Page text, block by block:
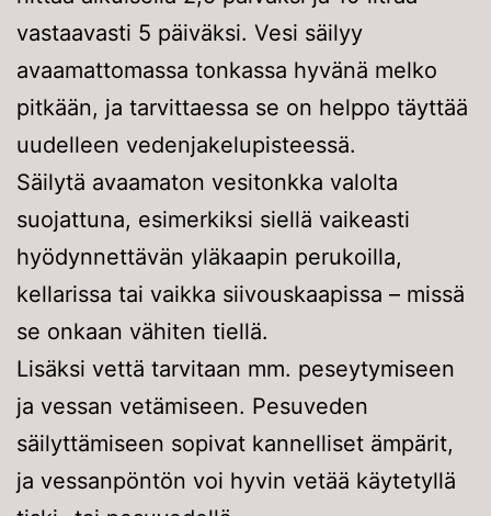
vastaavasti 5 päiväksi. Vesi säilyy
avaamattomassa tonkassa hyvänä melko
pitkään, ja tarvittaessa se on helppo täyttää
uudelleen vedenjakelupisteessä.
Säilytä avaamaton vesitonkka valolta
suojattuna, esimerkiksi siellä vaikeasti
hyödynnettävän yläkaapin perukoilla,
kellarissa tai vaikka siivouskaapissa – missä
se onkaan vähiten tiellä.
Lisäksi vettä tarvitaan mm. peseytymiseen
ja vessan vetämiseen. Pesuveden
säilyttämiseen sopivat kannelliset ämpärit,
ja vessanpöntön voi hyvin vetää käytetyllä